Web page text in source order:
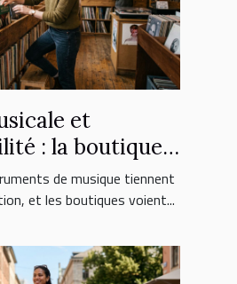
et
: la boutique
de musique tiennent
et les boutiques voient...